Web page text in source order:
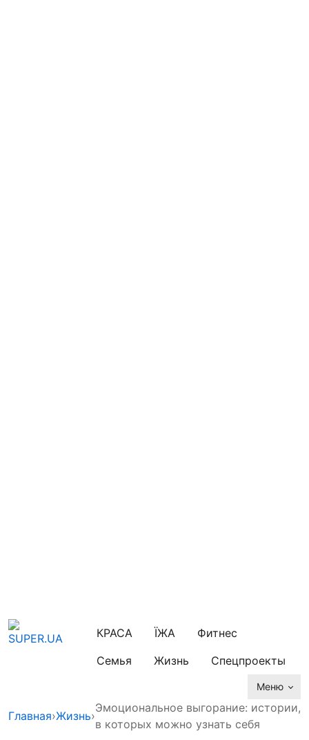
КРАСА ЇЖА
Фитнес
Семья
Жизнь Спецпроекты
Меню
Главная›Жизнь›
Эмоциональное выгорание: истории,
в которых можно узнать себя